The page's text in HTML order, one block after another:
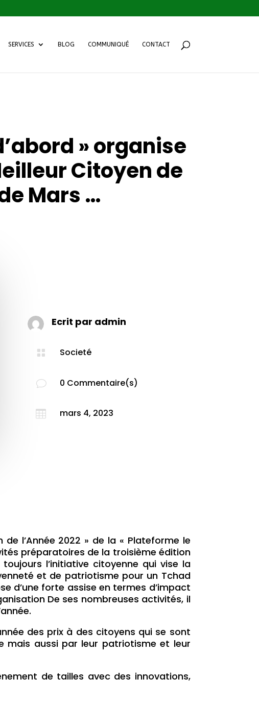
SERVICES BLOG COMMUNIQUÉ CONTACT
» organise
Citoyen de
Mars …
Ecrit par admin
 Societé
v 0 Commentaire(s)
 mars 4, 2023
l’Année 2022 » de la « Plateforme le
préparatoires de la troisième édition
l’initiative citoyenne qui vise la
et de patriotisme pour un Tchad
d’une forte assise en termes d’impact
De ses nombreuses activités, il
des prix à des citoyens qui se sont
mais aussi par leur patriotisme et leur
de tailles avec des innovations,